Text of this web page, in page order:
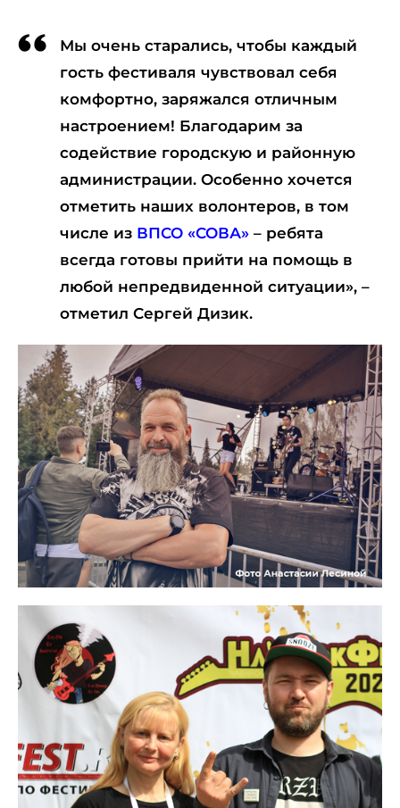
Мы очень старались, чтобы каждый
гость фестиваля чувствовал себя
комфортно, заряжался отличным
настроением! Благодарим за
содействие городскую и районную
администрации. Особенно хочется
отметить наших волонтеров, в том
числе из ВПСО «СОВА» – ребята
всегда готовы прийти на помощь в
любой непредвиденной ситуации», –
отметил Сергей Дизик.